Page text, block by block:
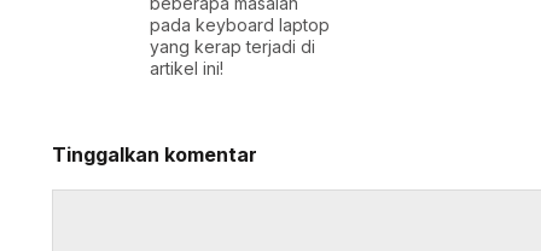
pada keyboard laptop
yang kerap terjadi di
artikel ini!
Tinggalkan komentar